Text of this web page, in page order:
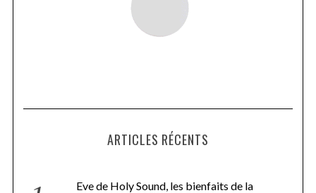
ARTICLES RÉCENTS
Eve de Holy Sound, les bienfaits de la